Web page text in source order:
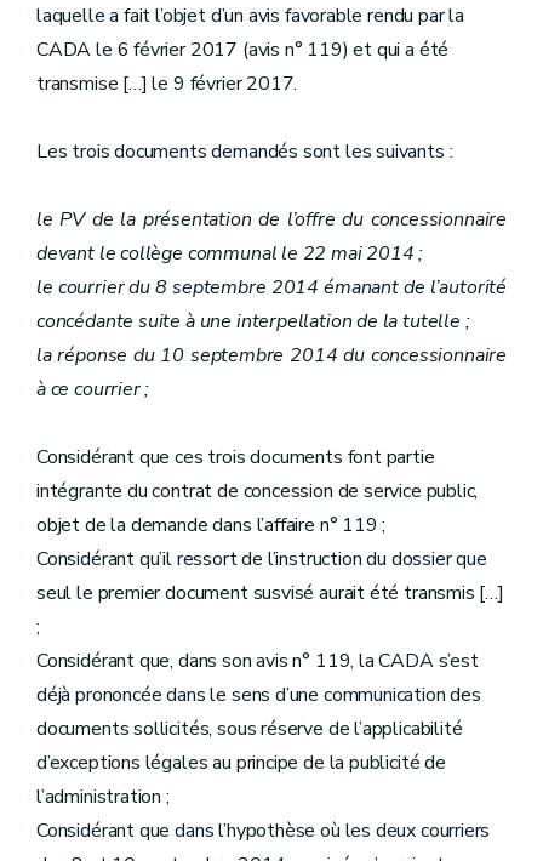
laquelle a fait l’objet d’un avis favorable rendu par la
CADA le 6 février 2017 (avis n° 119) et qui a été
transmise […] le 9 février 2017.
Les trois documents demandés sont les suivants :
le PV de la présentation de l’offre du concessionnaire
devant le collège communal le 22 mai 2014 ;
le courrier du 8 septembre 2014 émanant de l’autorité
concédante suite à une interpellation de la tutelle ;
la réponse du 10 septembre 2014 du concessionnaire
à ce courrier ;
Considérant que ces trois documents font partie
intégrante du contrat de concession de service public,
objet de la demande dans l’affaire n° 119 ;
Considérant qu’il ressort de l’instruction du dossier que
seul le premier document susvisé aurait été transmis […]
;
Considérant que, dans son avis n° 119, la CADA s’est
déjà prononcée dans le sens d’une communication des
documents sollicités, sous réserve de l’applicabilité
d’exceptions légales au principe de la publicité de
l’administration ;
Considérant que dans l’hypothèse où les deux courriers